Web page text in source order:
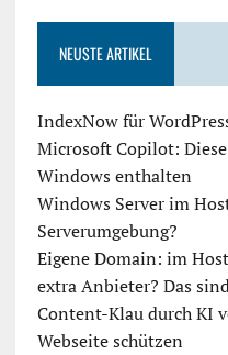
NEUSTE ARTIKEL
IndexNow für
Microsoft Copilot:
Windows enthalten
Windows Server im
Serverumgebung?
Eigene Domain: im
extra Anbieter? Das
Content-Klau durch KI
Webseite schützen